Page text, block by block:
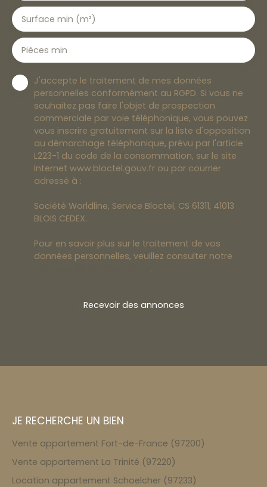
Surface min (m²)
Pièces min
J'accepte le traitement de mes données
personnelles conformément au RGPD. Si vous ne
souhaitez pas faire l'objet de prospection
commerciale par voie téléphonique, vous pouvez
vous inscrire gratuitement sur la liste d'opposition
au démarchage téléphonique, prévu par l'article
L223-1 du code de la consommation, sur le site
Internet www.bloctel.gouv.fr ou par courrier
adressé à :
Société Worldline, Service Bloctel, CS 61311, 41013
BLOIS CEDEX.
Pour en savoir plus sur le traitement de vos
données personnelles, veuillez consulter notre
.
Recevoir des annonces
JE RECHERCHE UN BIEN
Vente appartement Fort-de-France (97200)
Vente appartement La Trinité (97220)
Location appartement Schoelcher (97233)